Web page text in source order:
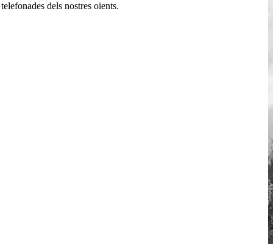
dels nostres oients.